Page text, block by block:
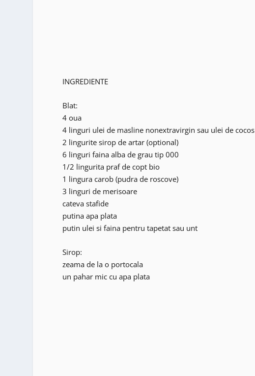
INGREDIENTE
Blat:
4 oua
4 linguri ulei de masline nonextravirgin sau ulei de cocos
2 lingurite sirop de artar (optional)
6 linguri faina alba de grau tip 000
1/2 lingurita praf de copt bio
1 lingura carob (pudra de roscove)
3 linguri de merisoare
cateva stafide
putina apa plata
putin ulei si faina pentru tapetat sau unt
Sirop:
zeama de la o portocala
un pahar mic cu apa plata